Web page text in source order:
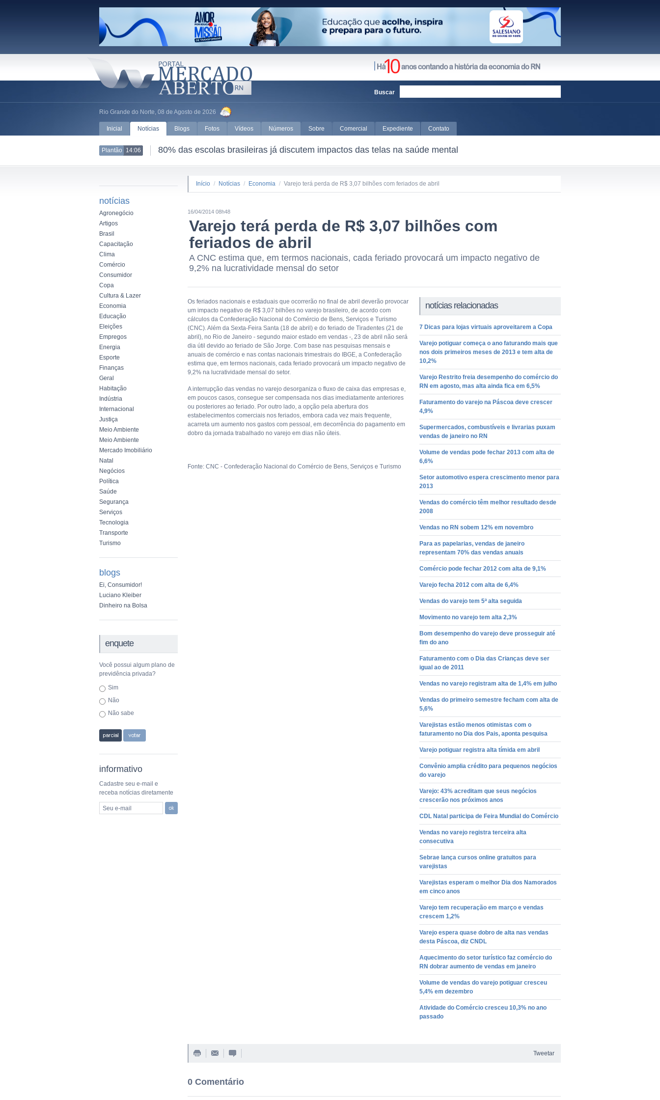
Rio Grande do Norte, 08 de Agosto de 2026
Buscar
Inicial Notícias Blogs Fotos Vídeos Números Sobre Comercial Expediente Contato
Plantão 14:06 80% das escolas brasileiras já discutem impactos das telas na saúde mental
notícias
Agronegócio
Artigos
Brasil
Capacitação
Clima
Comércio
Consumidor
Copa
Cultura & Lazer
Economia
Educação
Eleições
Empregos
Energia
Esporte
Finanças
Geral
Habitação
Indústria
Internacional
Justiça
Meio Ambiente
Meio Ambiente
Mercado Imobiliário
Natal
Negócios
Política
Saúde
Segurança
Serviços
Tecnologia
Transporte
Turismo
blogs
Ei, Consumidor!
Luciano Kleiber
Dinheiro na Bolsa
enquete
Você possui algum plano de
previdência privada?
Sim
Não
Não sabe
informativo
Cadastre seu e-mail e
receba notícias diretamente
Seu e-mail
Início / Notícias / Economia / Varejo terá perda de R$ 3,07 bilhões com feriados de abril
16/04/2014 08h48
Varejo terá perda de R$ 3,07 bilhões com
feriados de abril
A CNC estima que, em termos nacionais, cada feriado provocará um impacto negativo de
9,2% na lucratividade mensal do setor
notícias relacionadas
7 Dicas para lojas virtuais aproveitarem a Copa
Varejo potiguar começa o ano faturando mais que
nos dois primeiros meses de 2013 e tem alta de
10,2%
Varejo Restrito freia desempenho do comércio do
RN em agosto, mas alta ainda fica em 6,5%
Faturamento do varejo na Páscoa deve crescer
4,9%
Supermercados, combustíveis e livrarias puxam
vendas de janeiro no RN
Volume de vendas pode fechar 2013 com alta de
6,6%
Setor automotivo espera crescimento menor para
2013
Vendas do comércio têm melhor resultado desde
2008
Vendas no RN sobem 12% em novembro
Para as papelarias, vendas de janeiro
representam 70% das vendas anuais
Comércio pode fechar 2012 com alta de 9,1%
Varejo fecha 2012 com alta de 6,4%
Vendas do varejo tem 5ª alta seguida
Movimento no varejo tem alta 2,3%
Bom desempenho do varejo deve prosseguir até
fim do ano
Faturamento com o Dia das Crianças deve ser
igual ao de 2011
Vendas no varejo registram alta de 1,4% em julho
Vendas do primeiro semestre fecham com alta de
5,6%
Varejistas estão menos otimistas com o
faturamento no Dia dos Pais, aponta pesquisa
Varejo potiguar registra alta tímida em abril
Convênio amplia crédito para pequenos negócios
do varejo
Varejo: 43% acreditam que seus negócios
crescerão nos próximos anos
CDL Natal participa de Feira Mundial do Comércio
Vendas no varejo registra terceira alta
consecutiva
Sebrae lança cursos online gratuitos para
varejistas
Varejistas esperam o melhor Dia dos Namorados
em cinco anos
Varejo tem recuperação em março e vendas
crescem 1,2%
Varejo espera quase dobro de alta nas vendas
desta Páscoa, diz CNDL
Aquecimento do setor turístico faz comércio do
RN dobrar aumento de vendas em janeiro
Volume de vendas do varejo potiguar cresceu
5,4% em dezembro
Atividade do Comércio cresceu 10,3% no ano
passado
Os feriados nacionais e estaduais que ocorrerão no final de abril deverão provocar
um impacto negativo de R$ 3,07 bilhões no varejo brasileiro, de acordo com
cálculos da Confederação Nacional do Comércio de Bens, Serviços e Turismo
(CNC). Além da Sexta-Feira Santa (18 de abril) e do feriado de Tiradentes (21 de
abril), no Rio de Janeiro - segundo maior estado em vendas -, 23 de abril não será
dia útil devido ao feriado de São Jorge. Com base nas pesquisas mensais e
anuais de comércio e nas contas nacionais trimestrais do IBGE, a Confederação
estima que, em termos nacionais, cada feriado provocará um impacto negativo de
9,2% na lucratividade mensal do setor.
A interrupção das vendas no varejo desorganiza o fluxo de caixa das empresas e,
em poucos casos, consegue ser compensada nos dias imediatamente anteriores
ou posteriores ao feriado. Por outro lado, a opção pela abertura dos
estabelecimentos comerciais nos feriados, embora cada vez mais frequente,
acarreta um aumento nos gastos com pessoal, em decorrência do pagamento em
dobro da jornada trabalhado no varejo em dias não úteis.
Fonte: CNC - Confederação Nacional do Comércio de Bens, Serviços e Turismo
Tweetar
0 Comentário